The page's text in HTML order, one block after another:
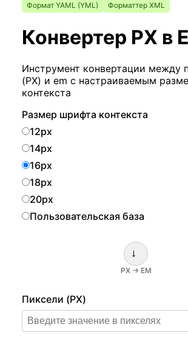
Формат YAML (YML)
Форматтер XML
Конвертер PX в
Инструмент конвертации между
(PX) и em с настраиваемым
контекста
Размер шрифта контекста
12px
14px
16px
18px
20px
Пользовательская база
Пиксели (PX)
→
PX → EM